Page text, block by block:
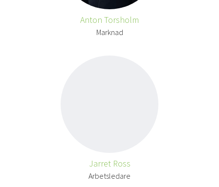
Anton Torsholm
Marknad
Jarret Ross
Arbetsledare